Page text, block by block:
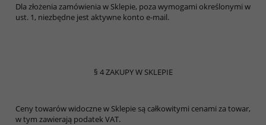
Dla złożenia zamówienia w Sklepie, poza wymogami określonymi w
ust. 1, niezbędne jest aktywne konto e-mail.
§ 4 ZAKUPY W SKLEPIE
Ceny towarów widoczne w Sklepie są całkowitymi cenami za towar,
w tym zawierają podatek VAT.